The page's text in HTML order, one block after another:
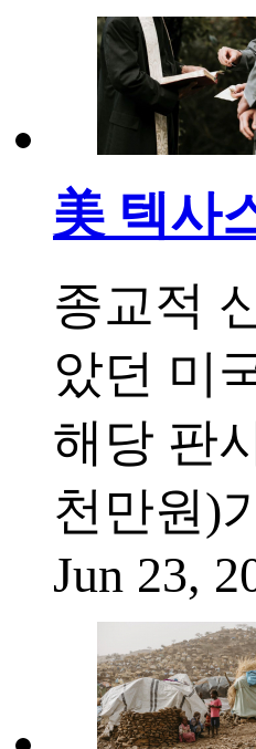
美 텍사
종교적
았던 미
해당 판
천만원)
Jun 23,